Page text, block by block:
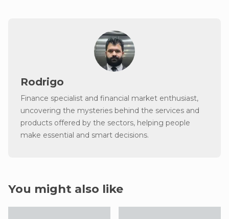
Rodrigo
Finance specialist and financial market enthusiast,
uncovering the mysteries behind the services and
products offered by the sectors, helping people
make essential and smart decisions.
You might also like